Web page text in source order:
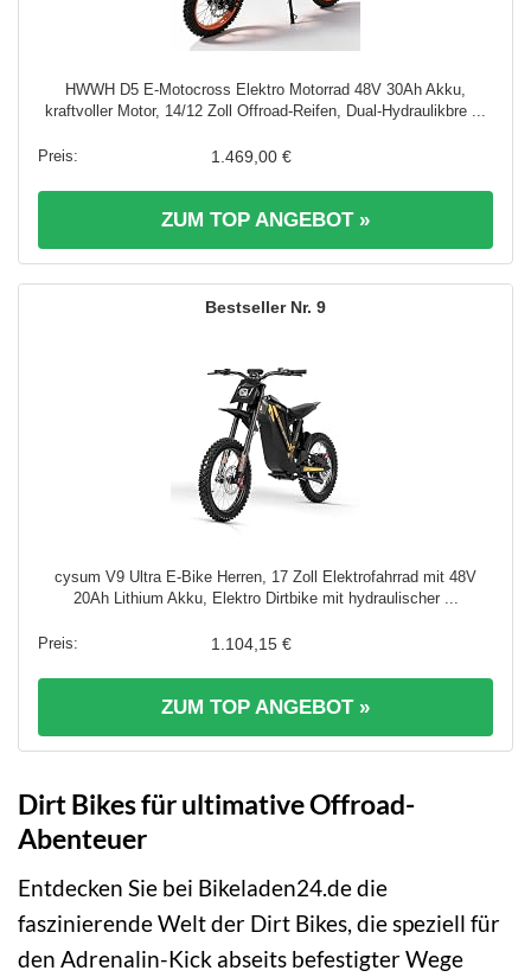
HWWH D5 E-Motocross Elektro Motorrad 48V 30Ah Akku,
kraftvoller Motor, 14/12 Zoll Offroad-Reifen, Dual-Hydraulikbre ...
1.469,00 €
ZUM TOP ANGEBOT »
9
cysum V9 Ultra E-Bike Herren, 17 Zoll Elektrofahrrad mit 48V
20Ah Lithium Akku, Elektro Dirtbike mit hydraulischer ...
1.104,15 €
ZUM TOP ANGEBOT »
Dirt Bikes für ultimative Offroad-
Abenteuer
Entdecken Sie bei Bikeladen24.de die
faszinierende Welt der Dirt Bikes, die speziell für
den Adrenalin-Kick abseits befestigter Wege